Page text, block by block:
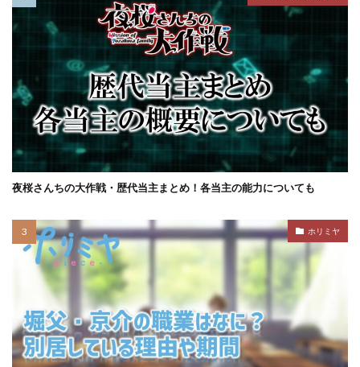
夜桜さんちの大作戦・歴代当主まとめ！各当主の能力についても
ホリミヤ